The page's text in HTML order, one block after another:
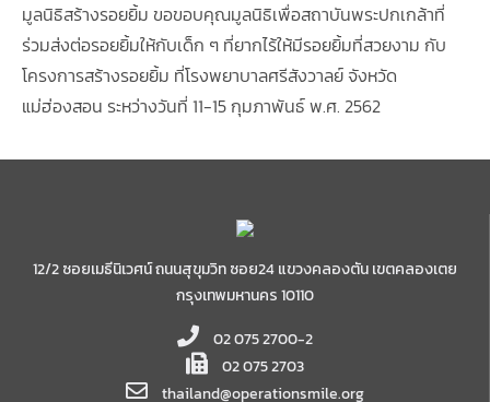
มูลนิธิสร้างรอยยิ้ม ขอขอบคุณมูลนิธิเพื่อสถาบันพระปกเกล้าที่
ร่วมส่งต่อรอยยิ้มให้กับเด็ก ๆ ที่ยากไร้ให้มีรอยยิ้มที่สวยงาม กับ
โครงการสร้างรอยยิ้ม ที่โรงพยาบาลศรีสังวาลย์ จังหวัด
แม่ฮ่องสอน ระหว่างวันที่ 11-15 กุมภาพันธ์ พ.ศ. 2562
12/2 ซอยเมธีนิเวศน์ ถนนสุขุมวิท ซอย24 แขวงคลองตัน เขตคลองเตย
กรุงเทพมหานคร 10110
02 075 2700-2
02 075 2703
thailand@operationsmile.org